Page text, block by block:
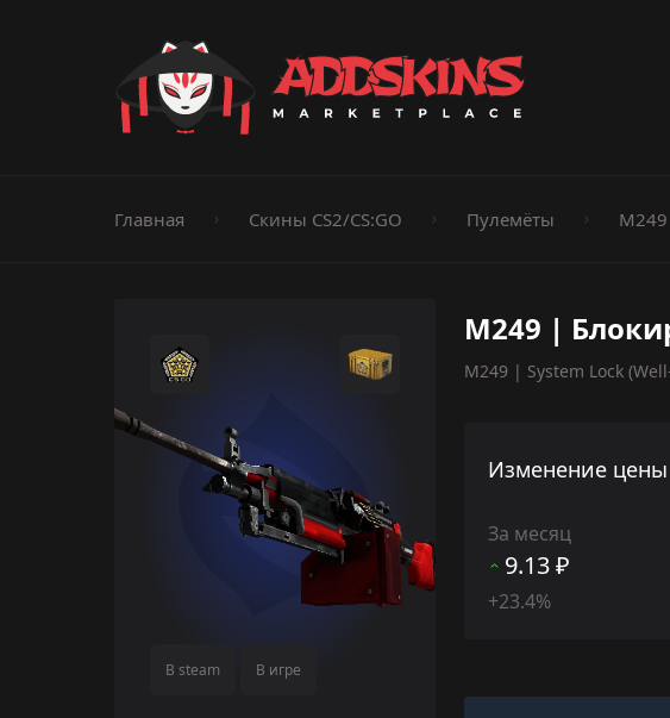
Пистолеты
Ножи
Штурмовые винтовки
Главная Скины CS2/CS:GO Пулемёты M249
M249 |
M249 | System Lock
В steam В игре
Изменение цены
За месяц
9.13 ₽
+23.4%